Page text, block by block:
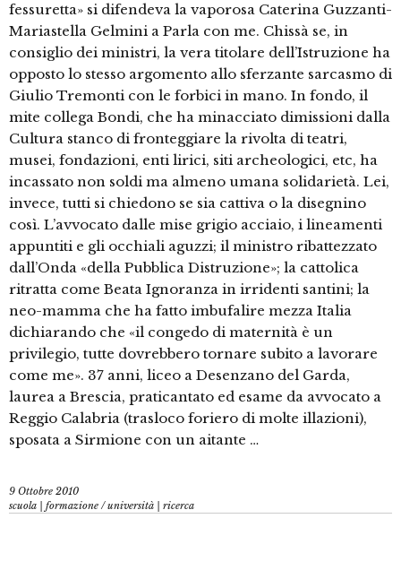
fessuretta» si difendeva la vaporosa Caterina Guzzanti-
Mariastella Gelmini a Parla con me. Chissà se, in
consiglio dei ministri, la vera titolare dell’Istruzione ha
opposto lo stesso argomento allo sferzante sarcasmo di
Giulio Tremonti con le forbici in mano. In fondo, il
mite collega Bondi, che ha minacciato dimissioni dalla
Cultura stanco di fronteggiare la rivolta di teatri,
musei, fondazioni, enti lirici, siti archeologici, etc, ha
incassato non soldi ma almeno umana solidarietà. Lei,
invece, tutti si chiedono se sia cattiva o la disegnino
così. L’avvocato dalle mise grigio acciaio, i lineamenti
appuntiti e gli occhiali aguzzi; il ministro ribattezzato
dall’Onda «della Pubblica Distruzione»; la cattolica
ritratta come Beata Ignoranza in irridenti santini; la
neo-mamma che ha fatto imbufalire mezza Italia
dichiarando che «il congedo di maternità è un
privilegio, tutte dovrebbero tornare subito a lavorare
come me». 37 anni, liceo a Desenzano del Garda,
laurea a Brescia, praticantato ed esame da avvocato a
Reggio Calabria (trasloco foriero di molte illazioni),
sposata a Sirmione con un aitante …
9 Ottobre 2010
scuola | formazione /università | ricerca